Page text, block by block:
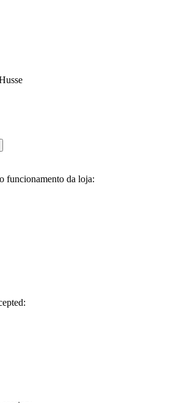
funcionamento da loja: